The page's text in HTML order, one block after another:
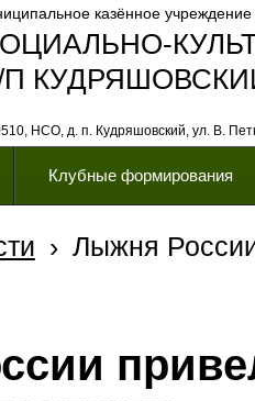
НСО, д. п. Кудряшовский, ул. В.
казённое учреждение
Клубные формирования
› Лыжня